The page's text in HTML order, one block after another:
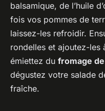
balsamique, de l’huile
fois vos pommes de
laissez-les refroidir.
rondelles et ajoutez-les
émiettez du fromage
dégustez votre salade
fraîche.